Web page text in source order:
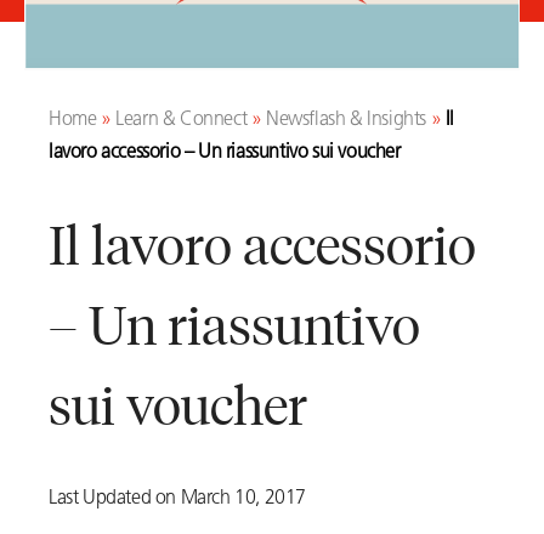
Home» Learn & Connect» Newsflash & Insights »
lavoro accessorio – Un riassuntivo sui voucher
Il lavoro accessorio
– Un riassuntivo
sui voucher
Last Updated on March 10, 2017